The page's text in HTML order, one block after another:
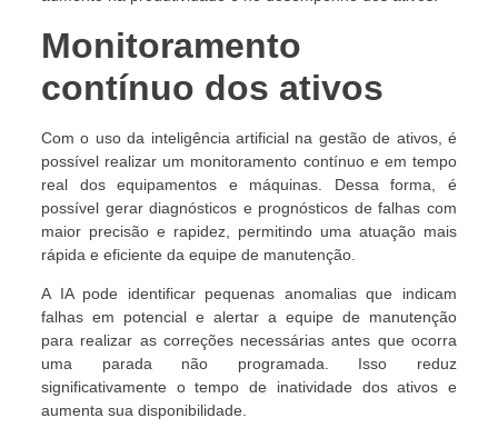
Monitoramento
contínuo dos ativos
Com o uso da inteligência artificial na gestão de ativos, é
possível realizar um monitoramento contínuo e em tempo
real dos equipamentos e máquinas. Dessa forma, é
possível gerar diagnósticos e prognósticos de falhas com
maior precisão e rapidez, permitindo uma atuação mais
rápida e eficiente da equipe de manutenção.
A IA pode identificar pequenas anomalias que indicam
falhas em potencial e alertar a equipe de manutenção
para realizar as correções necessárias antes que ocorra
uma parada não programada. Isso reduz
significativamente o tempo de inatividade dos ativos e
aumenta sua disponibilidade.